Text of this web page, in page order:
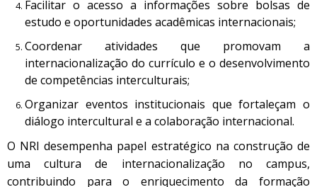
Facilitar o acesso a informações sobre bolsas de
estudo e oportunidades acadêmicas internacionais;
Coordenar atividades que promovam a
internacionalização do currículo e o desenvolvimento
de competências interculturais;
Organizar eventos institucionais que fortaleçam o
diálogo intercultural e a colaboração internacional.
O NRI desempenha papel estratégico na construção de
uma cultura de internacionalização no campus,
contribuindo para o enriquecimento da formação